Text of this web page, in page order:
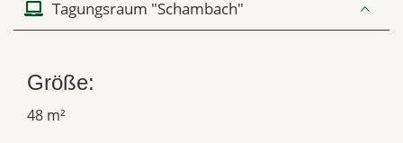
Tagungsraum "Schambach"
Größe:
48 m²